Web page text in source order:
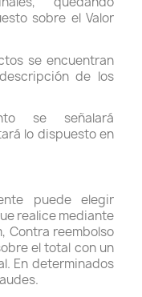
sobre el Valor
se encuentran
de los
se señalará
lo dispuesto en
puede elegir
realice mediante
Contra reembolso
el total con un
En determinados